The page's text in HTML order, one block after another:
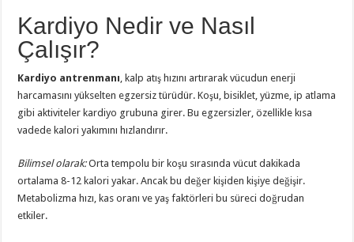
Kardiyo Nedir ve Nasıl
Çalışır?
Kardiyo antrenmanı, kalp atış hızını artırarak vücudun enerji
harcamasını yükselten egzersiz türüdür. Koşu, bisiklet, yüzme, ip atlama
gibi aktiviteler kardiyo grubuna girer. Bu egzersizler, özellikle kısa
vadede kalori yakımını hızlandırır.
Bilimsel olarak:Orta tempolu bir koşu sırasında vücut dakikada
ortalama 8-12 kalori yakar. Ancak bu değer kişiden kişiye değişir.
Metabolizma hızı, kas oranı ve yaş faktörleri bu süreci doğrudan
etkiler.